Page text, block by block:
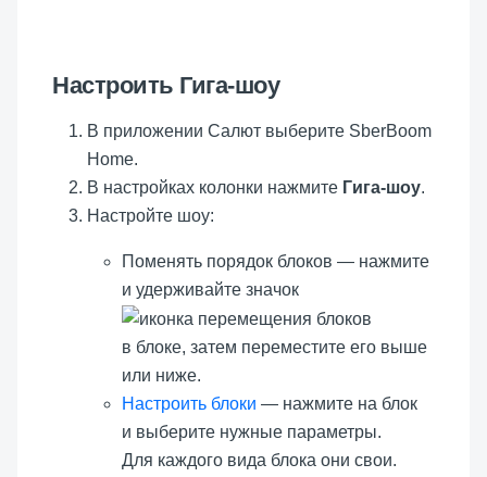
Настроить Гига-шоу
В приложении Салют выберите SberBoom
Home.
В настройках колонки нажмите Гига-шоу.
Настройте шоу:
Поменять порядок блоков — нажмите
и удерживайте значок
в блоке, затем переместите его выше
или ниже.
Настроить блоки — нажмите на блок
и выберите нужные параметры.
Для каждого вида блока они свои.